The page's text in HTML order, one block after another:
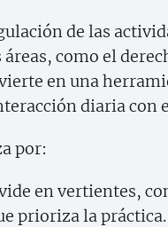
de las
como el
en una
diaria con
por:
en vertientes,
prioriza la práctica.